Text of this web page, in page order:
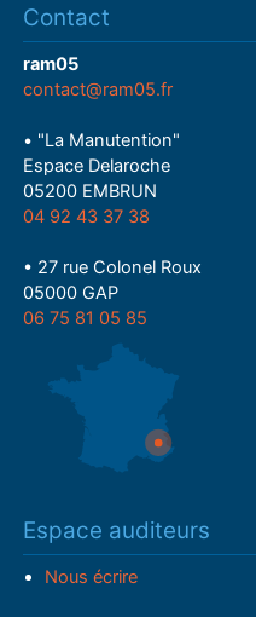
Contact
ram05
contact@ram05.fr
• "La Manutention"
Espace Delaroche
05200 EMBRUN
04 92 43 37 38
• 27 rue Colonel Roux
05000 GAP
06 75 81 05 85
Espace auditeurs
Nous écrire